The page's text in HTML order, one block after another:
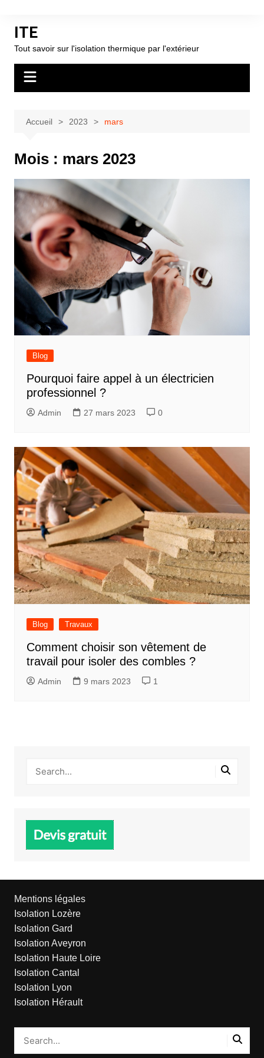
contenu
ITE
Tout savoir sur l'isolation thermique par l'extérieur
Accueil 2023 mars
Mois : mars 2023
Blog
Pourquoi faire appel à un électricien
professionnel ?
Admin 27 mars 2023 0
Blog Travaux
Comment choisir son vêtement de
travail pour isoler des combles ?
Admin 9 mars 2023 1
Mentions légales
Isolation Lozère
Isolation Gard
Isolation Aveyron
Isolation Haute Loire
Isolation Cantal
Isolation Lyon
Isolation Hérault